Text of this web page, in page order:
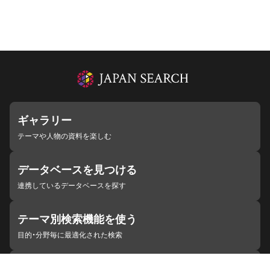
ギャラリー
テーマや人物の資料を楽しむ
データベースを見つける
連携しているデータベースを探す
テーマ別検索機能を使う
目的・分野毎に最適化された検索